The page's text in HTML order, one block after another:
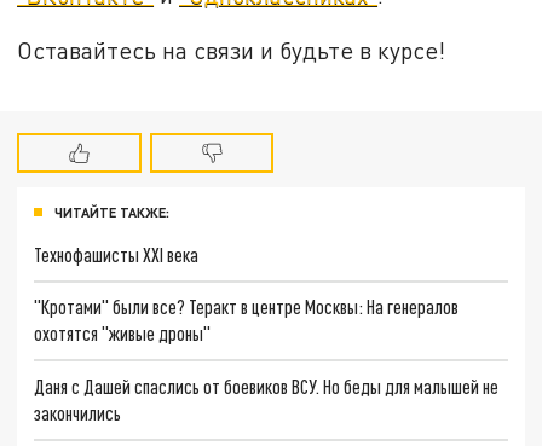
Оставайтесь на связи и будьте в курсе!
ЧИТАЙТЕ ТАКЖЕ:
Технофашисты XXI века
"Кротами" были все? Теракт в центре Москвы: На генералов
охотятся "живые дроны"
Даня с Дашей спаслись от боевиков ВСУ. Но беды для малышей не
закончились